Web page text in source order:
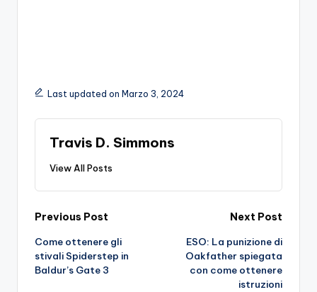
Last updated on Marzo 3, 2024
Travis D. Simmons
View All Posts
Post
navigation
Previous Post
Come ottenere gli
stivali Spiderstep in
Baldur’s Gate 3
Next Post
ESO: La punizione di
Oakfather spiegata
con come ottenere
istruzioni